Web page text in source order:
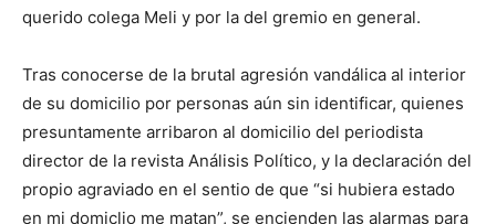
querido colega Meli y por la del gremio en general.
Tras conocerse de la brutal agresión vandálica al interior
de su domicilio por personas aún sin identificar, quienes
presuntamente arribaron al domicilio del periodista
director de la revista Análisis Político, y la declaración del
propio agraviado en el sentio de que “si hubiera estado
en mi domiclio me matan”, se encienden las alarmas para